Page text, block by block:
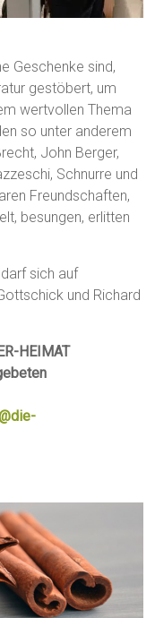
Geschenke sind,
gestöbert, um
wertvollen Thema
so unter anderem
John Berger,
Schnurre und
Freundschaften,
besungen, erlitten
darf sich auf
und Richard
HEIMAT